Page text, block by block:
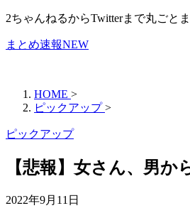
2ちゃんねるからTwitterまで丸ごと
まとめ速報NEW
HOME >
ピックアップ >
ピックアップ
【悲報】女さん、男
2022年9月11日